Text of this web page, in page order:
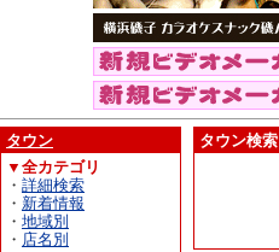
タウン
▼全カテゴリ
・ 詳細検索
・ 新着情報
・ 地域別
・ 店名別
タウン検索